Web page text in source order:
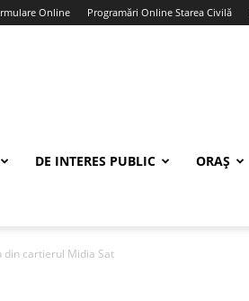
Online Programări Online Starea Civilă
DE INTERES PUBLIC ORAȘ
cartierul Midia Sat